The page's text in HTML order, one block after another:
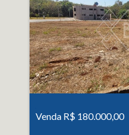
Venda R$ 180.000,00